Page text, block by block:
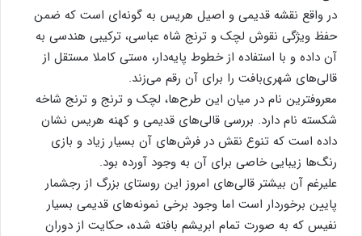
در واقع نقشه قدیمی و اصیل هریس به گونه‌ای است که ضمن
حفظ ویژگی نقوش لچک و ترنج شاه عباسی، ترکیبی هندسی به
آن داده و با استفاده از خطوط پایه‌دار، ه‌ستی کاملا مستقل از
قالی‌های شهری‌بافت را برای آن رقم می‌زند.
معروفترین نام در میان این طرح‌ها، لچک و ترنج و ترنج شاخه
شکسته نام دارد. بررسی‌ قالی‌های قدیمی و کهنه هریس نشان
داده است که تنوع نقش در فرش‌های آن بسیار زیاد و بازی
رنگ‌ها زیبایی خاصی برای آن به وجود آورده بود.
علیرغم آن بیشتر قالی‌های امروز این روستای بزرگ از رجشمار
پایین برخوردار است اما وجود برخی نمونه‌های قدیمی بسیار
نفیس که به صورت تمام ابریشم بافته شده، حکایت از دوران